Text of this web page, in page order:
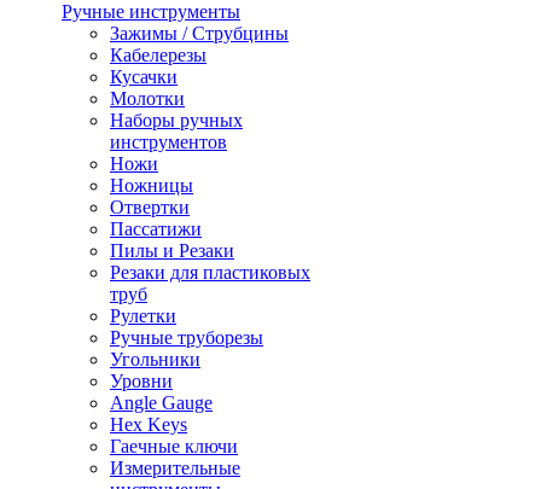
Ручные инструменты
Зажимы / Струбцины
Кабелерезы
Кусачки
Молотки
Наборы ручных
инструментов
Ножи
Ножницы
Отвертки
Пассатижи
Пилы и Резаки
Резаки для пластиковых
труб
Рулетки
Ручные труборезы
Угольники
Уровни
Angle Gauge
Hex Keys
Гаечные ключи
Измерительные